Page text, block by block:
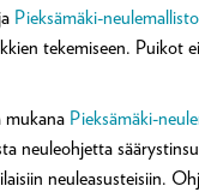
Pieksämäki-
tekemiseen. Puikot
mukana Pieksämäki-
neuleohjetta
neuleasusteisiin.